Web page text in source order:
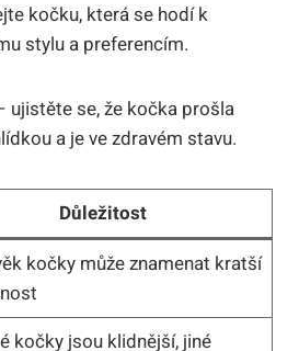
kočku, která se hodí k
stylu a preferencím.
ujistěte se, že kočka prošla
a je ve zdravém stavu.
Důležitost
kočky může znamenat kratší
kočky jsou klidnější, jiné